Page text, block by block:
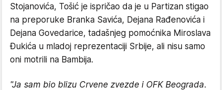
Stojanovića, Tošić je ispričao da je u Partizan stigao
na preporuke Branka Savića, Dejana Rađenovića i
Dejana Govedarice, tadašnjeg pomoćnika Miroslava
Đukića u mladoj reprezentaciji Srbije, ali nisu samo
oni motrili na Bambija.
"Ja sam bio blizu Crvene zvezde i OFK Beograda.